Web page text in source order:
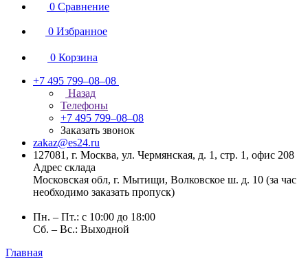
0 Сравнение
0 Избранное
0 Корзина
+7 495 799–08–08
Назад
Телефоны
+7 495 799–08–08
Заказать звонок
zakaz@es24.ru
127081, г. Москва, ул. Чермянская, д. 1, стр. 1, офис 208
Адрес склада
Московская обл, г. Мытищи, Волковское ш. д. 10 (за час
необходимо заказать пропуск)
Пн. – Пт.: с 10:00 до 18:00
Сб. – Вс.: Выходной
Главная